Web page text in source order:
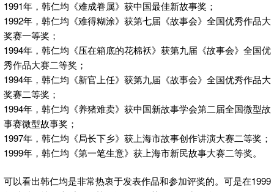
1991年，韩仁均《难成眷属》获中国最佳新故事奖；
1992年，韩仁均《难得糊涂》获第七届《故事会》全国优秀作品大
奖赛一等奖；
1994年，韩仁均《压在箱底的花棉袄》获第九届《故事会》全国优
秀作品大赛二等奖；
1994年，韩仁均《新官上任》获第九届《故事会》全国优秀作品大
奖赛二等奖；
1994年，韩仁均《养猪难卖》获中国新故事学会第二届全国微型故
事赛微型故事奖；
1997年，韩仁均《局长下乡》获上海市故事创作讲演大赛二等奖；
1999年，韩仁均《第一笔生意》获上海市新民故事大赛二等奖。
可以看出韩仁均是非常热衷于发表作品和参加评奖的。可是在1999